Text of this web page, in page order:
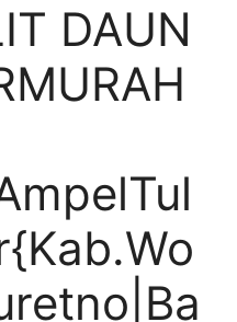
DAUN